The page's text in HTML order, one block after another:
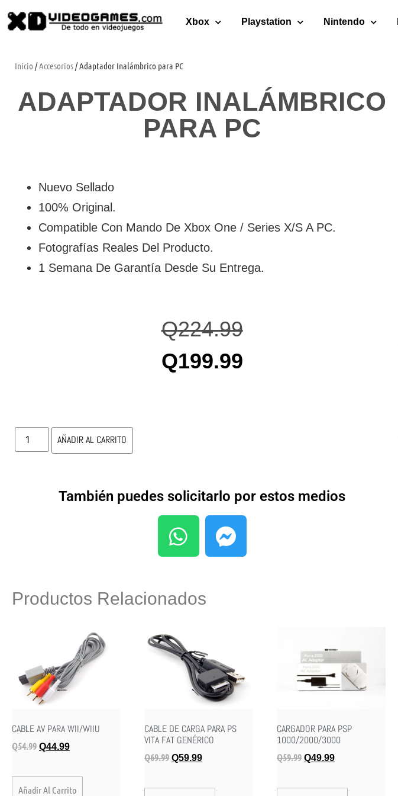
Xbox Playstation Nintendo
Inicio /Accesorios/ Adaptador Inalámbrico para PC
ADAPTADOR INALÁMBRICO
PARA PC
Nuevo Sellado
100% Original.
Compatible Con Mando De Xbox One / Series X/S A PC.
Fotografías Reales Del Producto.
1 Semana De Garantía Desde Su Entrega.
Q224.99
Q199.99
AÑADIR AL CARRITO
También puedes solicitarlo por estos medios
Productos Relacionados
CABLE AV PARA WII/WIIU
Q54.99 Q44.99
Añadir Al Carrito
CABLE DE CARGA PARA PS
VITA FAT GENÉRICO
Q69.99 Q59.99
CARGADOR PARA PSP
1000/2000/3000
Q59.99 Q49.99